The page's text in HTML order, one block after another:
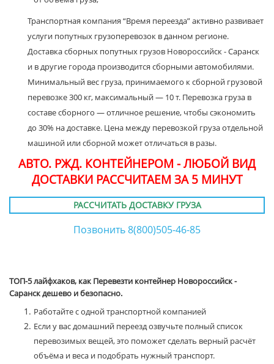
Транспортная компания “Время переезда” активно развивает
услуги попутных грузоперевозок в данном регионе.
Доставка сборных попутных грузов Новороссийск - Саранск
и в другие города производится сборными автомобилями.
Минимальный вес груза, принимаемого к сборной грузовой
перевозке 300 кг, максимальный — 10 т. Перевозка груза в
составе сборного — отличное решение, чтобы сэкономить
до 30% на доставке. Цена между перевозкой груза отдельной
машиной или сборной может отличаться в разы.
АВТО. РЖД. КОНТЕЙНЕРОМ - ЛЮБОЙ ВИД
ДОСТАВКИ РАССЧИТАЕМ ЗА 5 МИНУТ
РАССЧИТАТЬ ДОСТАВКУ ГРУЗА
Позвонить 8(800)505-46-85
ТОП-5 лайфхаков, как Перевезти контейнер Новороссийск -
Саранск дешево и безопасно.
Работайте с одной транспортной компанией
Если у вас домашний переезд озвучьте полный список
перевозимых вещей, это поможет сделать верный расчёт
объёма и веса и подобрать нужный транспорт.